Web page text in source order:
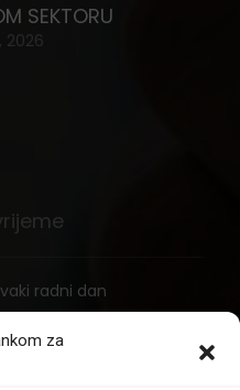
za
SEKTORU
2026
radni dan